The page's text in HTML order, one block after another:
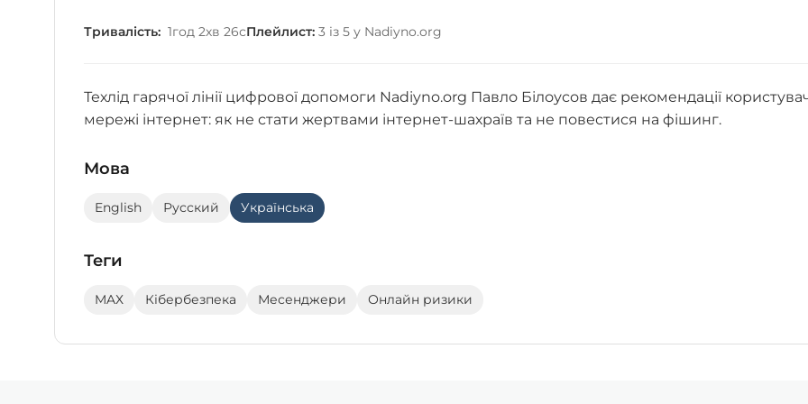
Тривалість: 1год 2хв 26сПлейлист: 3 із 5 у Nadiyno.org
Техлід гарячої лінії цифрової допомоги Nadiyno.org Павло Білоусов дає рекомендації
мережі інтернет: як не стати жертвами інтернет-шахраїв та не повестися на фішинг.
Мова
English Русский Українська
Теги
MAХ Кібербезпека Месенджери Онлайн ризики